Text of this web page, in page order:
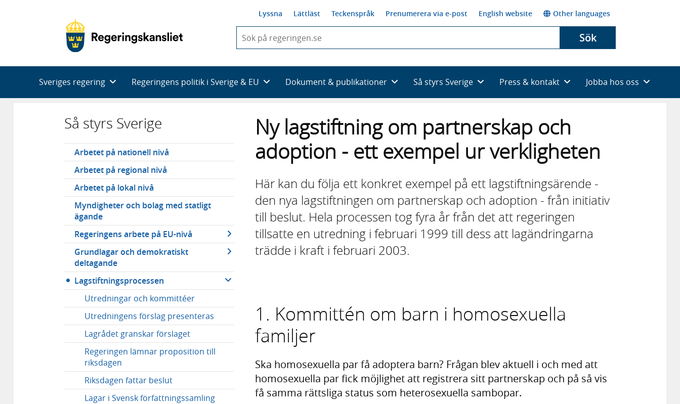
Lyssna Lättläst Teckenspråk Prenumerera via e-post English website Other languages
du
skriva
framträder
en
sökförslag
Sök
Sveriges regering Regeringens politik i Sverige & EU Dokument & publikationer Så styrs Sverige Press & kontakt Jobba hos oss
Undernavigering
Så styrs Sverige
Arbetet på nationell nivå
Arbetet på regional nivå
Arbetet på lokal nivå
Myndigheter och bolag med statligt
ägande
Regeringens arbete på EU-nivå
Grundlagar och demokratiskt
deltagande
Lagstiftningsprocessen
Utredningar och kommittéer
Utredningens förslag presenteras
Lagrådet granskar förslaget
Regeringen lämnar proposition till
riksdagen
Riksdagen fattar beslut
Lagar i Svensk författningssamling
Ny lagstiftning om partnerskap och
adoption - ett exempel ur verkligheten
Här kan du följa ett konkret exempel på ett lagstiftningsärende -
den nya lagstiftningen om partnerskap och adoption - från initiativ
till beslut. Hela processen tog fyra år från det att regeringen
tillsatte en utredning i februari 1999 till dess att lagändringarna
trädde i kraft i februari 2003.
1. Kommittén om barn i homosexuella
familjer
Ska homosexuella par få adoptera barn? Frågan blev aktuell i och med att
homosexuella par fick möjlighet att registrera sitt partnerskap och på så vis
få samma rättsliga status som heterosexuella sambopar.